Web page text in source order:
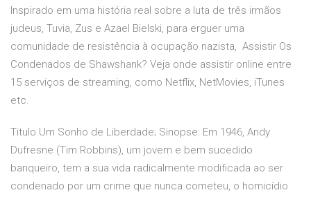
Inspirado em uma história real sobre a luta de três irmãos
judeus, Tuvia, Zus e Azael Bielski, para erguer uma
comunidade de resistência à ocupação nazista, Assistir Os
Condenados de Shawshank? Veja onde assistir online entre
15 serviços de streaming, como Netflix, NetMovies, iTunes
etc.
Titulo Um Sonho de Liberdade; Sinopse: Em 1946, Andy
Dufresne (Tim Robbins), um jovem e bem sucedido
banqueiro, tem a sua vida radicalmente modificada ao ser
condenado por um crime que nunca cometeu, o homicídio